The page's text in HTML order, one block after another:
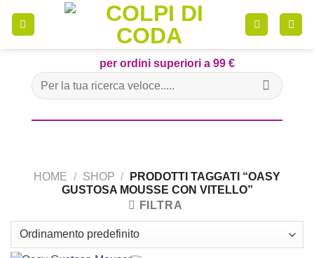
per ordini superiori a 99 €
Cerca:
HOME / SHOP /
PRODOTTI TAGGATI “OASY
GUSTOSA MOUSSE CON VITELLO”
FILTRA